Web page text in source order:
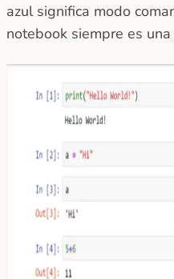
azul significa modo
notebook siempre es